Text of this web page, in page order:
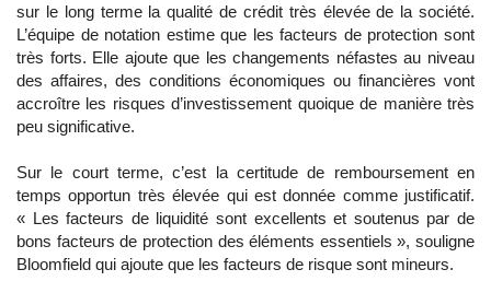
sur le long terme la qualité de crédit très élevée de la société.
L’équipe de notation estime que les facteurs de protection sont
très forts. Elle ajoute que les changements néfastes au niveau
des affaires, des conditions économiques ou financières vont
accroître les risques d’investissement quoique de manière très
peu significative.
Sur le court terme, c’est la certitude de remboursement en
temps opportun très élevée qui est donnée comme justificatif.
« Les facteurs de liquidité sont excellents et soutenus par de
bons facteurs de protection des éléments essentiels », souligne
Bloomfield qui ajoute que les facteurs de risque sont mineurs.